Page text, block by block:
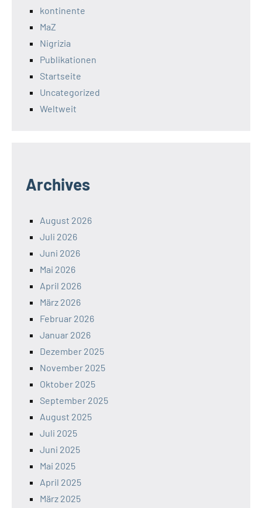
kontinente
MaZ
Nigrizia
Publikationen
Startseite
Uncategorized
Weltweit
Archives
August 2026
Juli 2026
Juni 2026
Mai 2026
April 2026
März 2026
Februar 2026
Januar 2026
Dezember 2025
November 2025
Oktober 2025
September 2025
August 2025
Juli 2025
Juni 2025
Mai 2025
April 2025
März 2025